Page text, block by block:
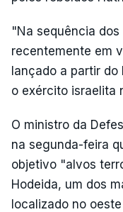
"Na sequência
recentemente em
lançado a partir
o exército israelita
O ministro da
na segunda-feira
objetivo "alvos
Hodeida, um dos
localizado no